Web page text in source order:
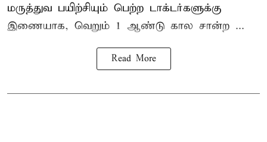
மருத்துவ பயிற்சியும் பெற்ற டாக்டர்களுக்கு
இணையாக, வெறும் 1 ஆண்டு கால சான்ற ...
Read More